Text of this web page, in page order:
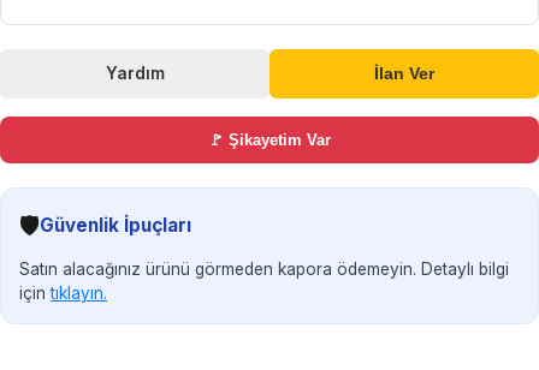
Yardım İlan Ver
🚩 Şikayetim Var
🛡️Güvenlik İpuçları
Satın alacağınız ürünü görmeden kapora ödemeyin. Detaylı bilgi
içintıklayın.